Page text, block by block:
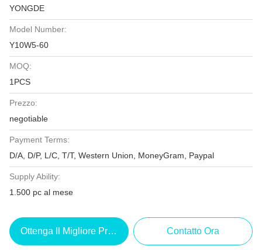
YONGDE
Model Number:
Y10W5-60
MOQ:
1PCS
Prezzo:
negotiable
Payment Terms:
D/A, D/P, L/C, T/T, Western Union, MoneyGram, Paypal
Supply Ability:
1.500 pc al mese
Ottenga Il Migliore Prezzo Contatto Ora